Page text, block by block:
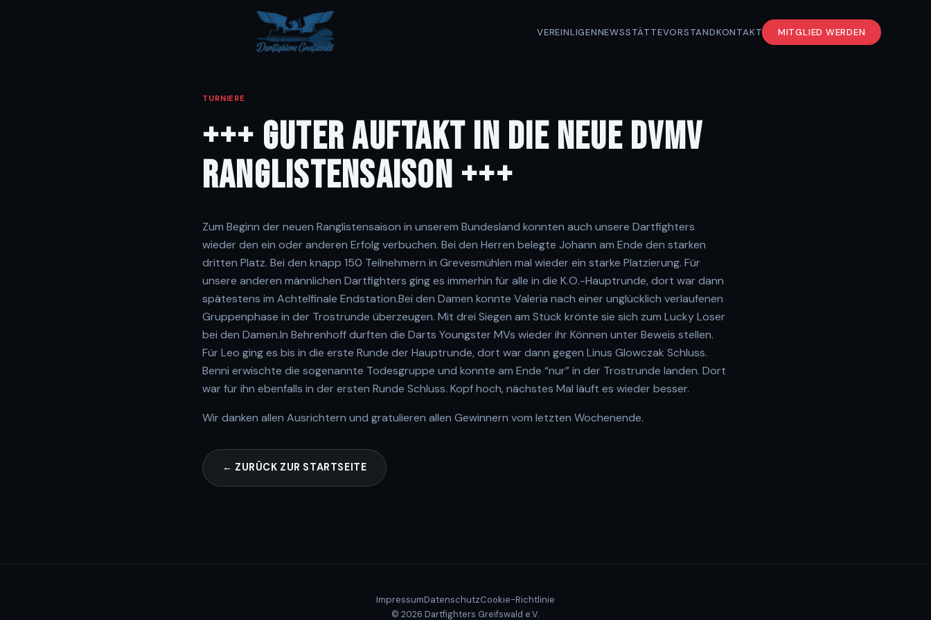
VEREINLIGENNEWSSTÄTTEVORSTANDKONTAKT MITGLIED WERDEN
TURNIERE
+++ GUTER AUFTAKT IN DIE NEUE DVMV
RANGLISTENSAISON +++
Zum Beginn der neuen Ranglistensaison in unserem Bundesland konnten auch unsere Dartfighters
wieder den ein oder anderen Erfolg verbuchen. Bei den Herren belegte Johann am Ende den starken
dritten Platz. Bei den knapp 150 Teilnehmern in Grevesmühlen mal wieder ein starke Platzierung. Für
unsere anderen männlichen Dartfighters ging es immerhin für alle in die K.O.-Hauptrunde, dort war dann
spätestens im Achtelfinale Endstation.Bei den Damen konnte Valeria nach einer unglücklich verlaufenen
Gruppenphase in der Trostrunde überzeugen. Mit drei Siegen am Stück krönte sie sich zum Lucky Loser
bei den Damen.In Behrenhoff durften die Darts Youngster MVs wieder ihr Können unter Beweis stellen.
Für Leo ging es bis in die erste Runde der Hauptrunde, dort war dann gegen Linus Glowczak Schluss.
Benni erwischte die sogenannte Todesgruppe und konnte am Ende “nur” in der Trostrunde landen. Dort
war für ihn ebenfalls in der ersten Runde Schluss. Kopf hoch, nächstes Mal läuft es wieder besser.
Wir danken allen Ausrichtern und gratulieren allen Gewinnern vom letzten Wochenende.
← ZURÜCK ZUR STARTSEITE
ImpressumDatenschutzCookie-Richtlinie
© 2026 Dartfighters Greifswald e.V.